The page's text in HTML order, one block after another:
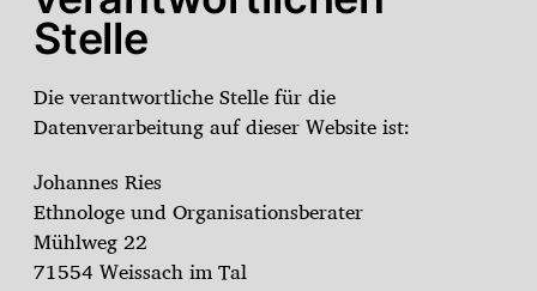
Stelle
Die verantwortliche Stelle für die
Datenverarbeitung auf dieser Website ist:
Johannes Ries
Ethnologe und Organisationsberater
Mühlweg 22
71554 Weissach im Tal